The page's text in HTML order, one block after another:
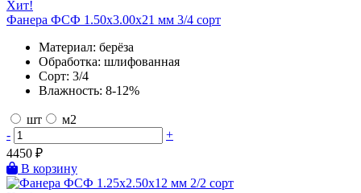
Хит!
Фанера ФСФ 1.50х3.00х21 мм 3/4 сорт
Материал: берёза
Обработка: шлифованная
Сорт: 3/4
Влажность: 8-12%
шт
м2
-
+
4450 ₽
В корзину